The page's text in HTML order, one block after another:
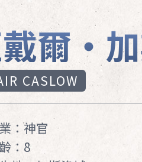
爾‧
CASLOW
：神官
：8